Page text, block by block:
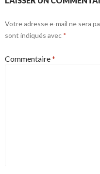
Votre adresse e-mail ne sera
sont indiqués avec *
Commentaire*